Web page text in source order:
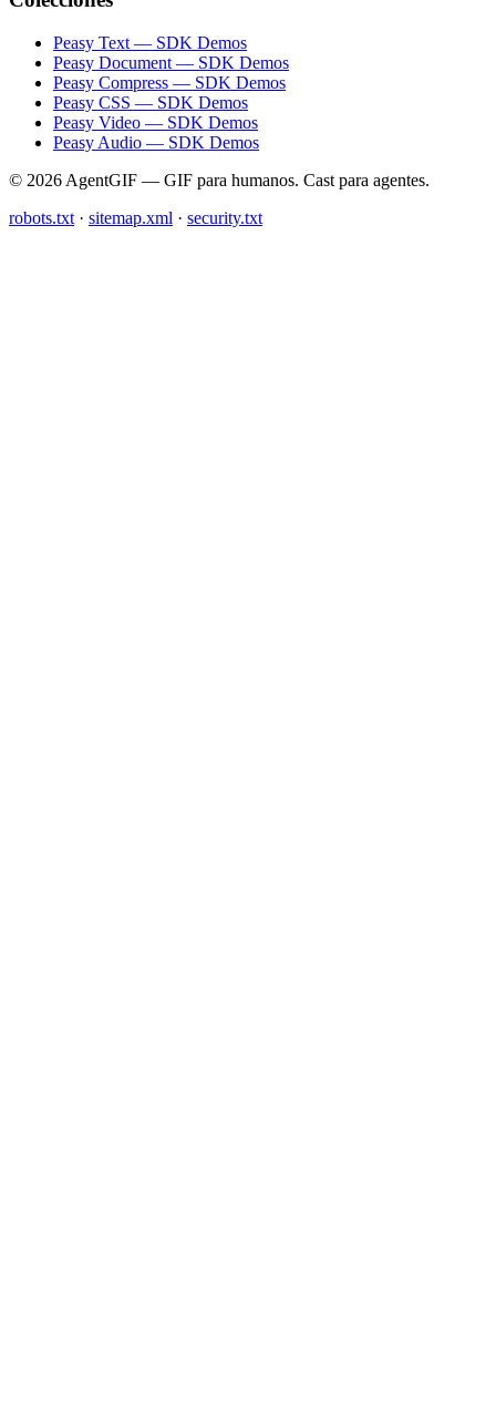
Peasy Text — SDK Demos
Peasy Document — SDK Demos
Peasy Compress — SDK Demos
Peasy CSS — SDK Demos
Peasy Video — SDK Demos
Peasy Audio — SDK Demos
© 2026 AgentGIF — GIF para humanos. Cast para agentes.
robots.txt · sitemap.xml · security.txt